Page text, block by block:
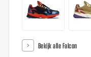
Bekijk alle Falcon